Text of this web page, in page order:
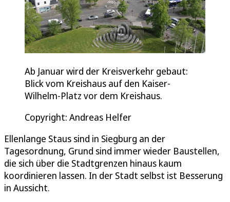
Ab Januar wird der Kreisverkehr gebaut:
Blick vom Kreishaus auf den Kaiser-
Wilhelm-Platz vor dem Kreishaus.
Copyright: Andreas Helfer
Ellenlange Staus sind in Siegburg an der
Tagesordnung, Grund sind immer wieder Baustellen,
die sich über die Stadtgrenzen hinaus kaum
koordinieren lassen. In der Stadt selbst ist Besserung
in Aussicht.